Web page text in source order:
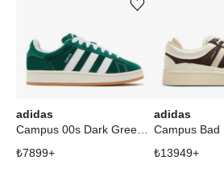
adidas
₺7899+
Ürünü istek listesine ekle veya listeden çıkar
adidas
₺13949+